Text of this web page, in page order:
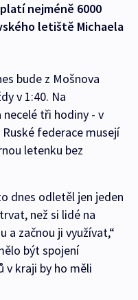
nejméně 6000
letiště Michaela
bude z Mošnova
v 1:40. Na
tři hodiny - v
federace musejí
letenku bez
dnes odletěl jen jeden
než si lidé na
a začnou ji využívat,“
být spojení
v kraji by ho měli